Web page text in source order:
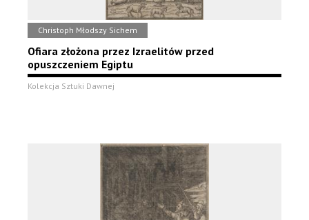
Christoph Młodszy Sichem
Ofiara złożona przez Izraelitów przed
opuszczeniem Egiptu
Kolekcja Sztuki Dawnej